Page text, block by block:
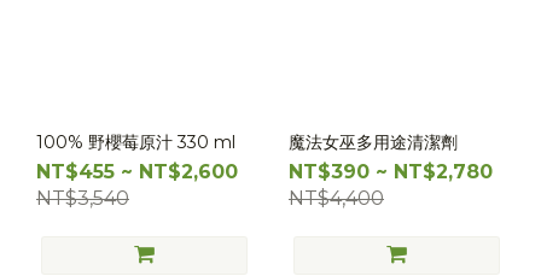
100% 野櫻莓原汁 330 ml
NT$455 ~ NT$2,600
NT$3,540
魔法女巫多用途清潔劑
NT$390 ~ NT$2,780
NT$4,400